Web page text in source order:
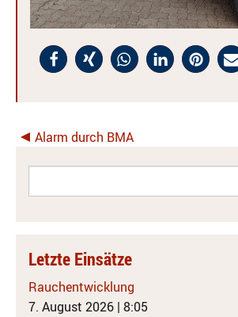
Alarm durch BMA
Letzte Einsätze
Rauchentwicklung
7. August 2026 | 8:05